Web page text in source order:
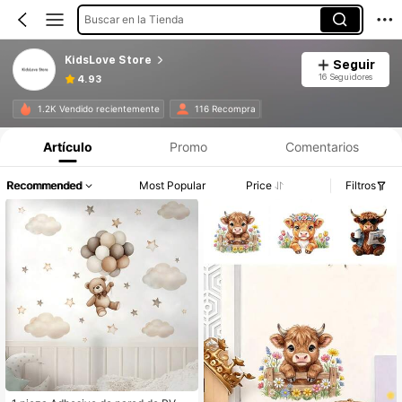
Buscar en la Tienda
KidsLove Store
4.93
Seguir
16 Seguidores
1.2K Vendido recientemente 116 Recompra
Artículo Promo Comentarios
Recommended Most Popular Price Filtros